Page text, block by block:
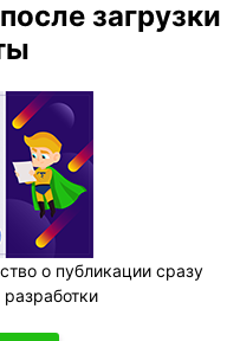
загрузки
о публикации сразу